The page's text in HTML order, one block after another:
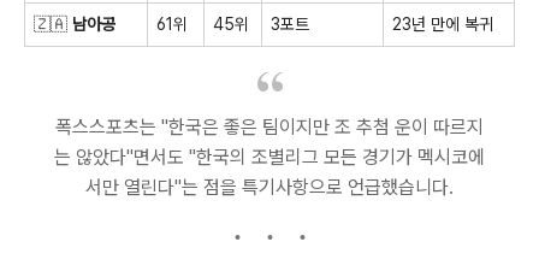
🇿🇦 남아공 61위 45위 3포트 23년 만에 복귀
폭스스포츠는 "한국은 좋은 팀이지만 조 추첨 운이 따르지
는 않았다"면서도 "한국의 조별리그 모든 경기가 멕시코에
서만 열린다"는 점을 특기사항으로 언급했습니다.